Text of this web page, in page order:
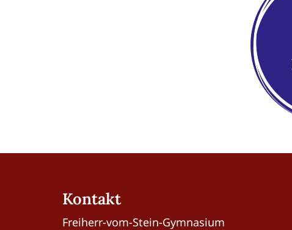
Kontakt
Freiherr-vom-Stein-Gymnasium